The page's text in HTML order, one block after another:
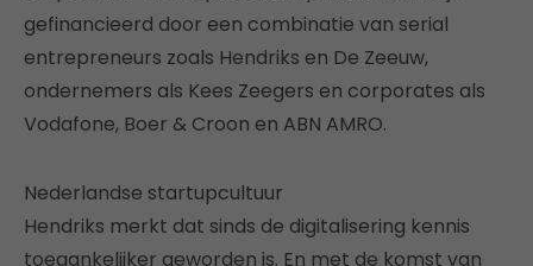
gefinancieerd door een combinatie van serial
entrepreneurs zoals Hendriks en De Zeeuw,
ondernemers als Kees Zeegers en corporates als
Vodafone, Boer & Croon en ABN AMRO.
Nederlandse startupcultuur
Hendriks merkt dat sinds de digitalisering kennis
toegankelijker geworden is. En met de komst van